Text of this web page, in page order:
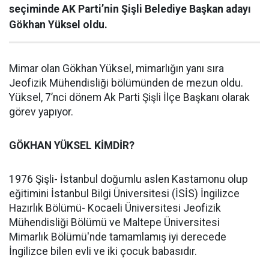
seçiminde AK Parti’nin Şişli Belediye Başkan adayı
Gökhan Yüksel oldu.
Mimar olan Gökhan Yüksel, mimarlığın yanı sıra
Jeofizik Mühendisliği bölümünden de mezun oldu.
Yüksel, 7’nci dönem Ak Parti Şişli İlçe Başkanı olarak
görev yapıyor.
GÖKHAN YÜKSEL KİMDİR?
1976 Şişli- İstanbul doğumlu aslen Kastamonu olup
eğitimini İstanbul Bilgi Üniversitesi (İSİS) İngilizce
Hazırlık Bölümü- Kocaeli Üniversitesi Jeofizik
Mühendisliği Bölümü ve Maltepe Üniversitesi
Mimarlık Bölümü'nde tamamlamış iyi derecede
İngilizce bilen evli ve iki çocuk babasıdır.